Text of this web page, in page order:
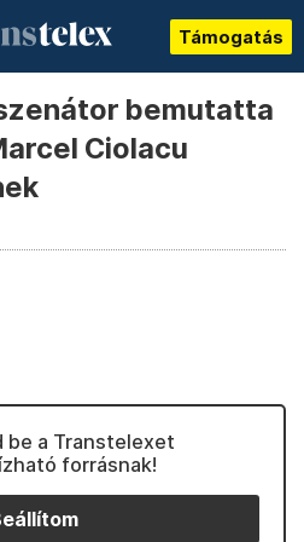
Támogatás
bemutatta
Ciolacu
be a Transtelexet
forrásnak!